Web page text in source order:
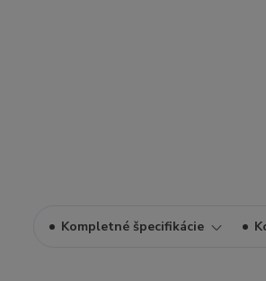
Kompletné špecifikácie